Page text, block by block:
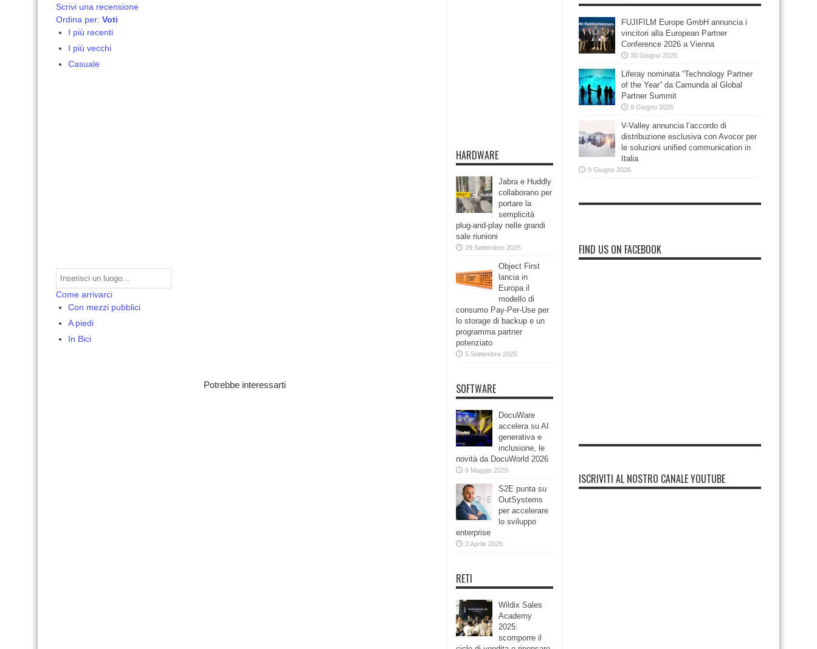
Scrivi una recensione
Ordina per: Voti
I più recenti
I più vecchi
Casuale
Come arrivarci
Con mezzi pubblici
A piedi
In Bici
Potrebbe interessarti
HARDWARE
Jabra e Huddly
collaborano per
portare la
semplicità
plug-and-play nelle grandi
sale riunioni
29 Settembre 2025
Object First
lancia in
Europa il
modello di
consumo Pay-Per-Use per
lo storage di backup e un
programma partner
potenziato
5 Settembre 2025
SOFTWARE
DocuWare
accelera su AI
generativa e
inclusione, le
novità da DocuWorld 2026
6 Maggio 2026
S2E punta su
OutSystems
per accelerare
lo sviluppo
enterprise
2 Aprile 2026
RETI
Wildix Sales
Academy
2025:
scomporre il
FUJIFILM Europe GmbH annuncia i
vincitori alla European Partner
Conference 2026 a Vienna
30 Giugno 2026
Liferay nominata “Technology Partner
of the Year” da Camunda al Global
Partner Summit
9 Giugno 2026
V-Valley annuncia l’accordo di
distribuzione esclusiva con Avocor per
le soluzioni unified communication in
Italia
9 Giugno 2026
FIND US ON FACEBOOK
ISCRIVITI AL NOSTRO CANALE YOUTUBE